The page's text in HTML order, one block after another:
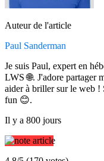
Auteur de l'article
Paul Sanderman
Je suis Paul, expert en
LWS 🌐. J'adore partager
aider à briller sur le web !
fun 😊.
Il y a 800 jours